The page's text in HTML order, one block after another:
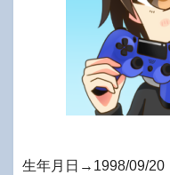
生年月日→1998/09/20